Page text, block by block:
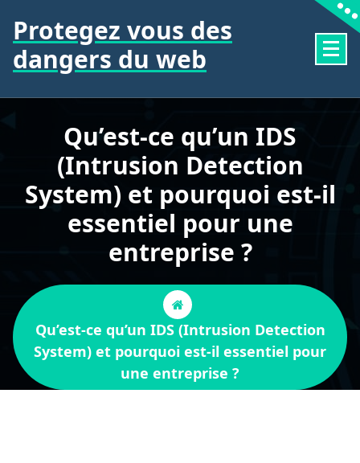
contenu
Protegez vous des
dangers du web
Qu’est-ce qu’un IDS
(Intrusion Detection
System) et pourquoi est-il
essentiel pour une
entreprise ?
Qu’est-ce qu’un IDS (Intrusion Detection
System) et pourquoi est-il essentiel pour
une entreprise ?